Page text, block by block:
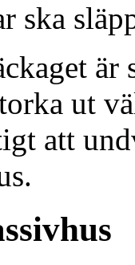
ska
ut
att